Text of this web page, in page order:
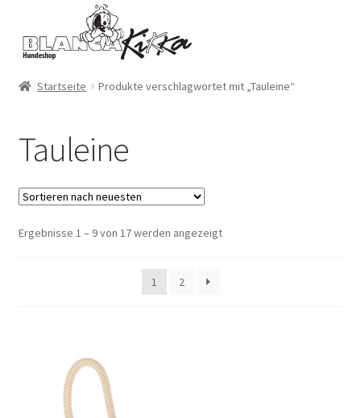
Navigation
springen
Inhalt
springen
Startseite Produkte verschlagwortet mit „Tauleine“
Tauleine
Ergebnisse 1 – 9 von 17 werden angezeigt
1 2